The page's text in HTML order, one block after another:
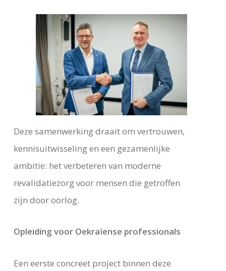
Deze samenwerking draait om vertrouwen,
kennisuitwisseling en een gezamenlijke
ambitie: het verbeteren van moderne
revalidatiezorg voor mensen die getroffen
zijn door oorlog.
Opleiding voor Oekraïense professionals
Een eerste concreet project binnen deze